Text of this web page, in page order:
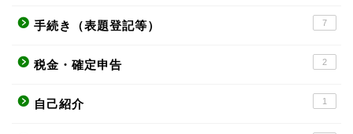
手続き（表題登記等） 7
税金・確定申告 2
自己紹介 1